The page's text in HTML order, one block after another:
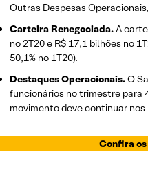
Outras Despesas
Carteira Renegociada.A
no 2T20 e R$ 17,1 bilhões no
50,1% no 1T20).
Destaques Operacionais.O
funcionários no trimestre para
movimento deve continuar
Confira